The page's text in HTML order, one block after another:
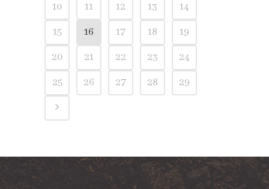
10
11 12 13
14
15
16 17 18
19
20
21 22 23
24
25
26 27 28 29